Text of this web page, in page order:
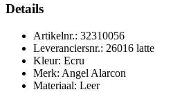
Details
Artikelnr.: 32310056
Leveranciersnr.: 26016 latte
Kleur: Ecru
Merk: Angel Alarcon
Materiaal: Leer